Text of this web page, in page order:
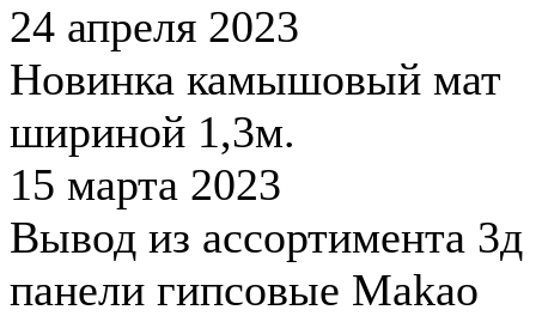
24 апреля 2023
Новинка камышовый мат
шириной 1,3м.
15 марта 2023
Вывод из ассортимента 3д
панели гипсовые Makao